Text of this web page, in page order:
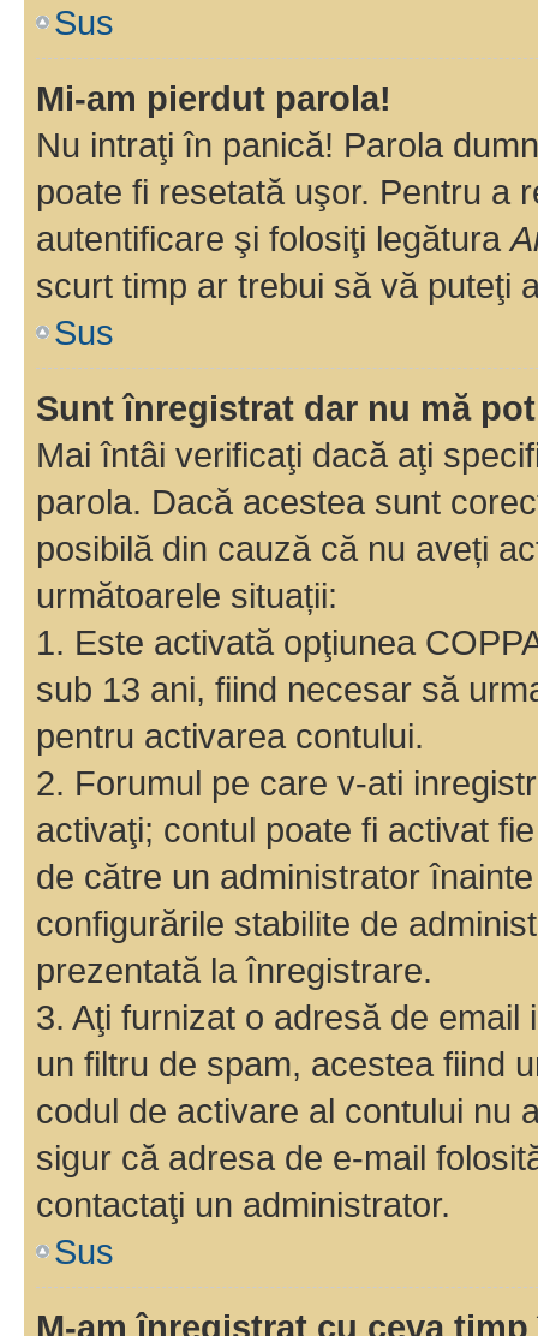
Sus
Mi-am pierdut parola!
Nu intraţi în panică! Parola
poate fi resetată uşor. Pentru a
autentificare şi folosiţi legătura
scurt timp ar trebui să vă puteţi
Sus
Sunt înregistrat dar nu mă
Mai întâi verificaţi dacă aţi
parola. Dacă acestea sunt
posibilă din cauză că nu aveți
următoarele situații:
1. Este activată opţiunea
sub 13 ani, fiind necesar să
pentru activarea contului.
2. Forumul pe care v-ati
activaţi; contul poate fi activat
de către un administrator
configurările stabilite de
prezentată la înregistrare.
3. Aţi furnizat o adresă de
un filtru de spam, acestea fiind
codul de activare al contului nu
sigur că adresa de e-mail
contactaţi un administrator.
Sus
M-am înregistrat cu ceva